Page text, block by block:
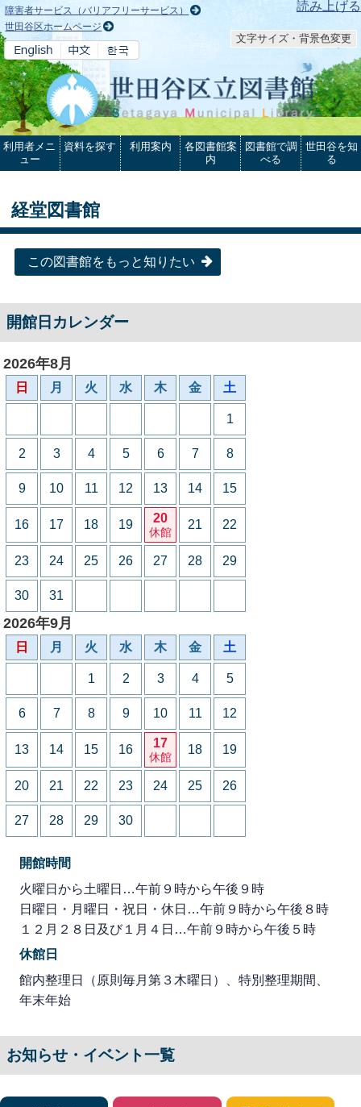
本文へ 読み上げる
障害者サービス（バリアフリーサービス）
世田谷区ホームページ
文字サイズ・背景色変更
利用者メニ
ュー
資料を探す 利用案内
各図書館案
内
図書館で調
べる
世田谷を知
る
経堂図書館
この図書館をもっと知りたい
開館日カレンダー
2026年8月
日 月 火 水 木 金 土
1
2 3 4 5 6 7 8
9 10 11 12 13 14 15
16 17 18 19 20
休館
21 22
23 24 25 26 27 28 29
30 31
2026年9月
日 月 火 水 木 金 土
1 2 3 4 5
6 7 8 9 10 11 12
13 14 15 16 17
休館
18 19
20 21 22 23 24 25 26
27 28 29 30
開館時間
火曜日から土曜日…午前９時から午後９時
日曜日・月曜日・祝日・休日…午前９時から午後８時
１２月２８日及び１月４日…午前９時から午後５時
休館日
館内整理日（原則毎月第３木曜日）、特別整理期間、
年末年始
お知らせ・イベント一覧